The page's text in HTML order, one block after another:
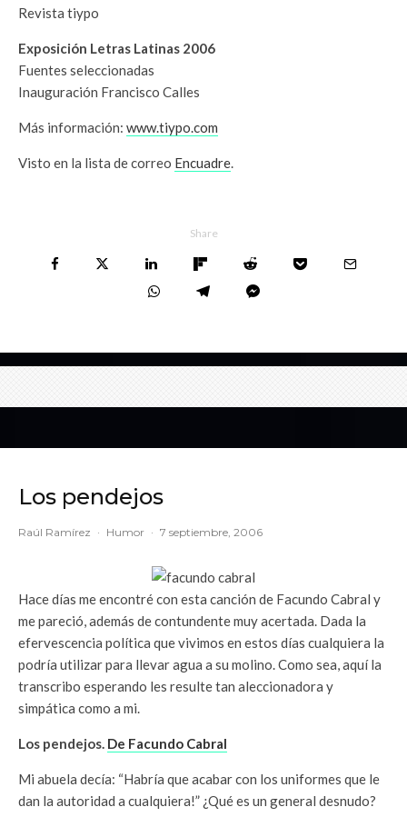
Revista tiypo
Exposición Letras Latinas 2006
Fuentes seleccionadas
Inauguración Francisco Calles
Más información: www.tiypo.com
Visto en la lista de correo Encuadre.
Share
Los pendejos
Raúl Ramírez · Humor · 7 septiembre, 2006
Hace días me encontré con esta canción de Facundo Cabral y
me pareció, además de contundente muy acertada. Dada la
efervescencia política que vivimos en estos días cualquiera la
podría utilizar para llevar agua a su molino. Como sea, aquí la
transcribo esperando les resulte tan aleccionadora y
simpática como a mi.
Los pendejos. De Facundo Cabral
Mi abuela decía: “Habría que acabar con los uniformes que le
dan la autoridad a cualquiera!” ¿Qué es un general desnudo?